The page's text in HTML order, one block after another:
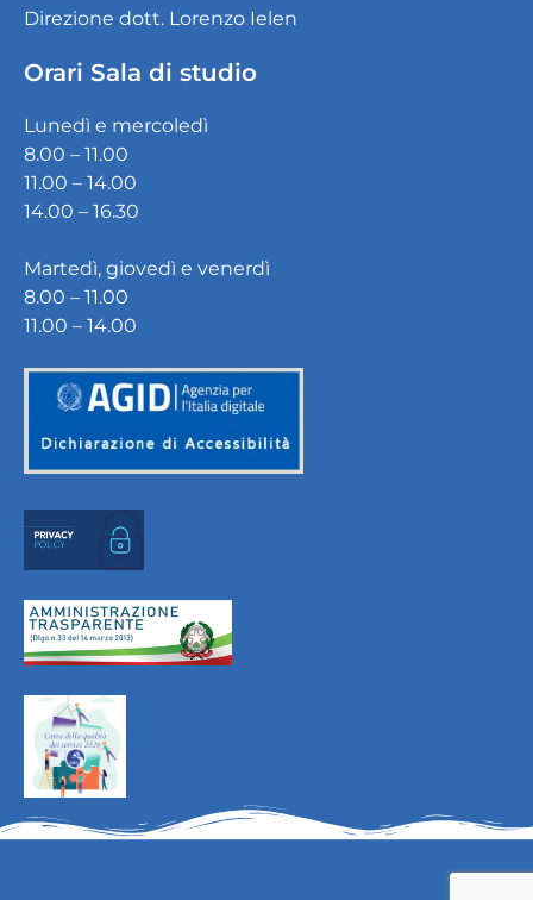
Direzione dott. Lorenzo Ielen
Orari Sala di studio
Lunedì e mercoledì
8.00 – 11.00
11.00 – 14.00
14.00 – 16.30
Martedì, giovedì e venerdì
8.00 – 11.00
11.00 – 14.00